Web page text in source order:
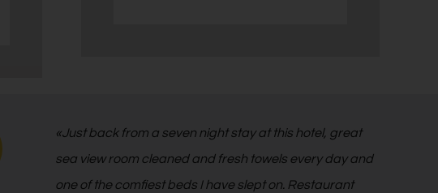
«Just back from a seven night stay at this hotel, great
sea view room cleaned and fresh towels every day and
one of the comfiest beds I have slept on. Restaurant